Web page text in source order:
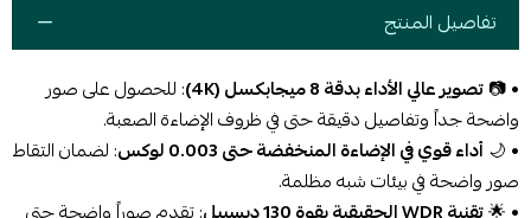
تفاصيل المنتج
• 📷تصوير عالي الأداء بدقة 8 ميجابكسل (4K)
: للحصول على صور
واضحة جداً وتفاصيل دقيقة حتى في ظروف الإضاءة الصعبة.
• 🌙أداء قوي في الإضاءة المنخفضة حتى 0.003 لوكس
: لضمان التقاط
صور واضحة في بيئات شبه مظلمة.